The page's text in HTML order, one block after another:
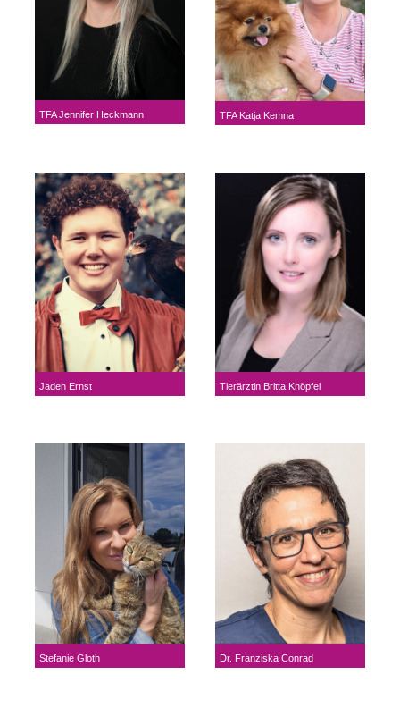
TFA Jennifer Heckmann TFA Katja Kemna
Jaden Ernst Tierärztin Britta Knöpfel
Stefanie Gloth Dr. Franziska Conrad